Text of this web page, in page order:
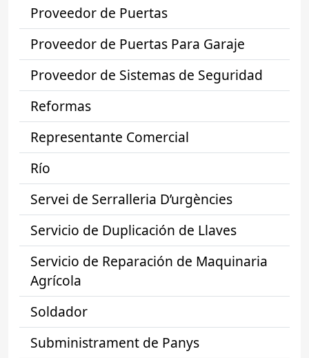
Proveedor de Puertas
Proveedor de Puertas Para Garaje
Proveedor de Sistemas de Seguridad
Reformas
Representante Comercial
Río
Servei de Serralleria D’urgències
Servicio de Duplicación de Llaves
Servicio de Reparación de Maquinaria
Agrícola
Soldador
Subministrament de Panys